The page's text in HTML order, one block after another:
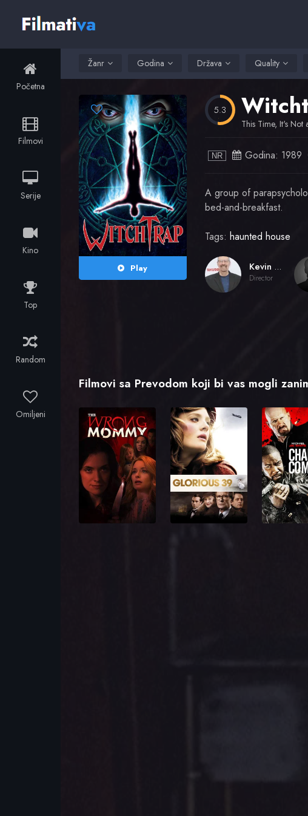
Početna
Filmovi
Serije
Kino
Top
Random
Omiljeni
Žanr Godina Država Quality
Play
5.3
This Time, It's Not
NR Godina: 1989
A group of
bed-and-breakfast.
Tags: haunted house
Kevin Tenney
Director
Filmovi sa Prevodom koji bi vas mogli